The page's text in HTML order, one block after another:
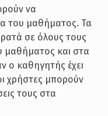
να
του μαθήματος. Τα
σε όλους τους
μαθήματος και στα
ο καθηγητής έχει
χρήστες μπορούν
τους στα